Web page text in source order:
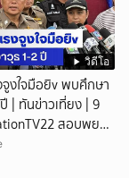
วิดีโอ
จูงใจมือยิv พบศึกษา
| ทันข่าวเที่ยง | 9
สอบพยาน
งตรวจมือถือและ